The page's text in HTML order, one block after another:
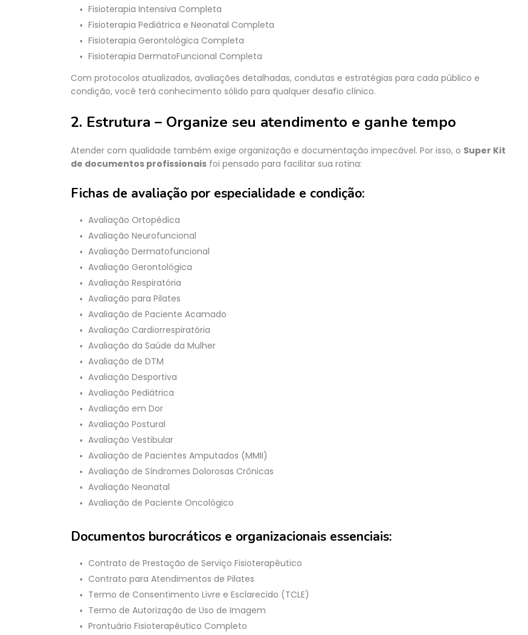
Fisioterapia Intensiva Completa
Fisioterapia Pediátrica e Neonatal Completa
Fisioterapia Gerontológica Completa
Fisioterapia DermatoFuncional Completa
Com protocolos atualizados, avaliações detalhadas, condutas e estratégias para cada público e
condição, você terá conhecimento sólido para qualquer desafio clínico.
2. Estrutura – Organize seu atendimento e ganhe tempo
Atender com qualidade também exige organização e documentação impecável. Por isso, o Super Kit
de documentos profissionais foi pensado para facilitar sua rotina:
Fichas de avaliação por especialidade e condição:
Avaliação Ortopédica
Avaliação Neurofuncional
Avaliação Dermatofuncional
Avaliação Gerontológica
Avaliação Respiratória
Avaliação para Pilates
Avaliação de Paciente Acamado
Avaliação Cardiorrespiratória
Avaliação da Saúde da Mulher
Avaliação de DTM
Avaliação Desportiva
Avaliação Pediátrica
Avaliação em Dor
Avaliação Postural
Avaliação Vestibular
Avaliação de Pacientes Amputados (MMII)
Avaliação de Síndromes Dolorosas Crônicas
Avaliação Neonatal
Avaliação de Paciente Oncológico
Documentos burocráticos e organizacionais essenciais:
Contrato de Prestação de Serviço Fisioterapêutico
Contrato para Atendimentos de Pilates
Termo de Consentimento Livre e Esclarecido (TCLE)
Termo de Autorização de Uso de Imagem
Prontuário Fisioterapêutico Completo